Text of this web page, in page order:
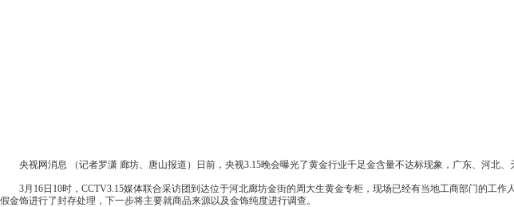
央视网消息 （记者罗潇 廊坊、唐山报道）日前，央视3.15晚会曝光了黄金行业千足金含量不达标现象，广东、河北、
3月16日10时，CCTV3.15媒体联合采访团到达位于河北廊坊金街的周大生黄金专柜，现场已经有当地工商部门的工
假金饰进行了封存处理，下一步将主要就商品来源以及金饰纯度进行调查。